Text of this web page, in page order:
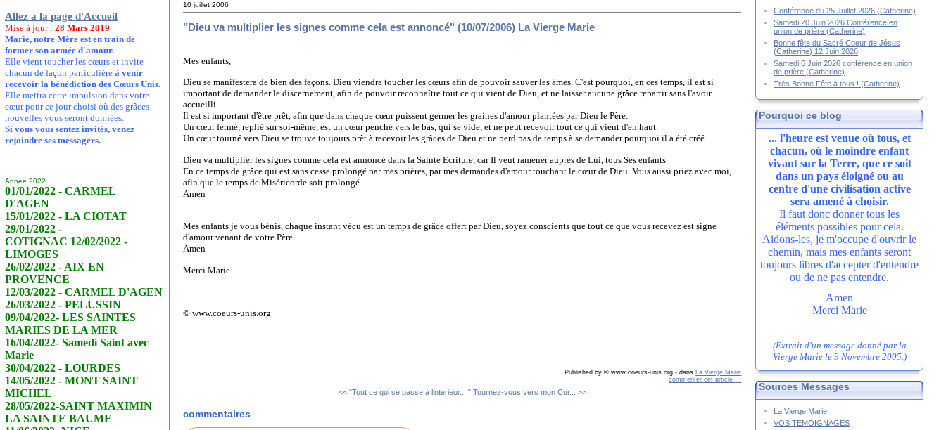
Allez à la page d'Accueil
Mise à jour:28 Mars 2019
Marie, notre Mère est en train de
former son armée d'amour.
Elle vient toucher les cœurs et invite
chacun de façon particulièreà venir
recevoir la bénédiction des Cœurs Unis.
Elle mettra cette impulsion dans votre
cœur pour ce jour choisi où des grâces
nouvelles vous seront données.
Si vous vous sentez invités, venez
rejoindre ses messagers.
Année 2022
01/01/2022 - CARMEL
D'AGEN
15/01/2022 - LA CIOTAT
29/01/2022 -
COTIGNAC 12/02/2022 -
LIMOGES
26/02/2022 - AIX EN
PROVENCE
12/03/2022 - CARMEL D'AGEN
26/03/2022 - PELUSSIN
09/04/2022- LES SAINTES
MARIES DE LA MER
16/04/2022- Samedi Saint avec
Marie
30/04/2022 - LOURDES
14/05/2022 - MONT SAINT
MICHEL
28/05/2022-SAINT MAXIMIN
LA SAINTE BAUME
10 juillet 2006
"Dieu va multiplier les signes comme cela est annoncé" (10/07/2006) La Vierge Marie
Mes enfants,
Dieu se manifestera de bien des façons. Dieu viendra toucher les cœurs afin de pouvoir sauver les âmes. C'est pourquoi, en ces temps, il est si
important de demander le discernement, afin de pouvoir reconnaître tout ce qui vient de Dieu, et ne laisser aucune grâce repartir sans l'avoir
accueilli.
Il est si important d'être prêt, afin que dans chaque cœur puissent germer les graines d'amour plantées par Dieu le Père.
Un cœur fermé, replié sur soi-même, est un cœur penché vers le bas, qui se vide, et ne peut recevoir tout ce qui vient d'en haut.
Un cœur tourné vers Dieu se trouve toujours prêt à recevoir les grâces de Dieu et ne perd pas de temps à se demander pourquoi il a été créé.
Dieu va multiplier les signes comme cela est annoncé dans la Sainte Ecriture, car Il veut ramener auprès de Lui, tous Ses enfants.
En ce temps de grâce qui est sans cesse prolongé par mes prières, par mes demandes d'amour touchant le cœur de Dieu. Vous aussi priez avec moi,
afin que le temps de Miséricorde soit prolongé.
Amen
Mes enfants je vous bénis, chaque instant vécu est un temps de grâce offert par Dieu, soyez conscients que tout ce que vous recevez est signe
d'amour venant de votre Père.
Amen
Merci Marie
© www.coeurs-unis.org
Published by © www.coeurs-unis.org - dans La Vierge Marie
commenter cet article …
<< "Tout ce qui se passe à lintérieur... " Tournez-vous vers mon Cur... >>
commentaires
Conférence du 25 Juillet 2026 (Catherine)
Samedi 20 Juin 2026 Conférence en
union de prière (Catherine)
Bonne fête du Sacré Coeur de Jésus
(Catherine) 12 Juin 2026
Samedi 6 Juin 2026 conférence en union
de prière (Catherine)
Très Bonne Fête à tous ! (Catherine)
Pourquoi ce blog
... l'heure est venue où tous, et
chacun, où le moindre enfant
vivant sur la Terre, que ce soit
dans un pays éloigné ou au
centre d'une civilisation active
sera amené à choisir.
Il faut donc donner tous les
éléments possibles pour cela.
Aidons-les, je m'occupe d'ouvrir le
chemin, mais mes enfants seront
toujours libres d'accepter d'entendre
ou de ne pas entendre.
Amen
Merci Marie
(Extrait d'un message donné par la
Vierge Marie le 9 Novembre 2005.)
Sources Messages
La Vierge Marie
VOS TÉMOIGNAGES